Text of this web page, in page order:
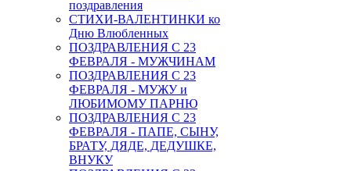
поздравления
СТИХИ-ВАЛЕНТИНКИ ко
Дню Влюбленных
ПОЗДРАВЛЕНИЯ С 23
ФЕВРАЛЯ - МУЖЧИНАМ
ПОЗДРАВЛЕНИЯ С 23
ФЕВРАЛЯ - МУЖУ и
ЛЮБИМОМУ ПАРНЮ
ПОЗДРАВЛЕНИЯ С 23
ФЕВРАЛЯ - ПАПЕ, СЫНУ,
БРАТУ, ДЯДЕ, ДЕДУШКЕ,
ВНУКУ